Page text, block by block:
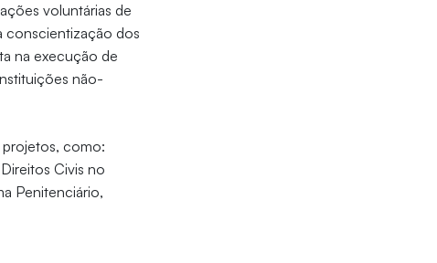
voluntárias de
conscientização dos
na execução de
não-
projetos, como:
Civis no
Penitenciário,